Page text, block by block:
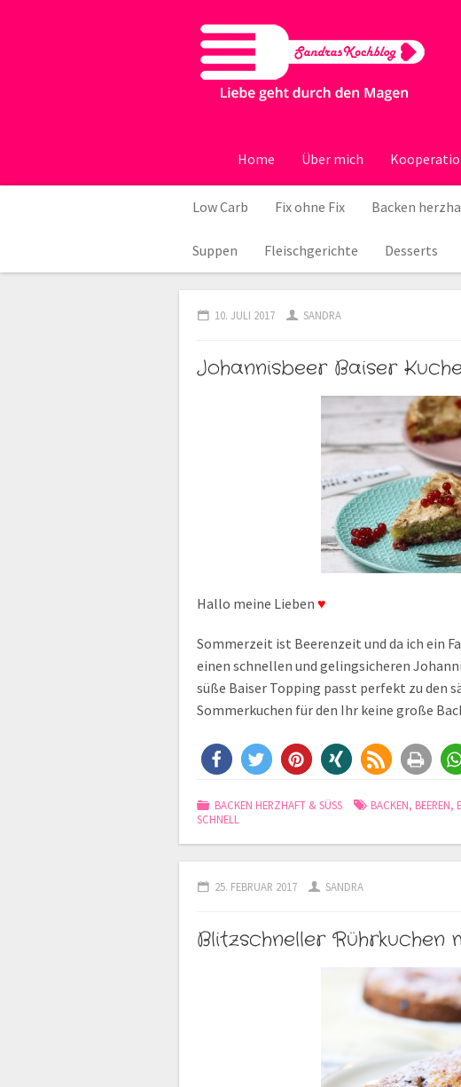
Home Über mich
Low Carb Fix ohne Fix Backen
Suppen Fleischgerichte Desserts
10. JULI 2017 SANDRA
Johannisbeer Baiser
Hallo meine Lieben ♥
Sommerzeit ist Beerenzeit und da ich ein
einen schnellen und gelingsicheren
süße Baiser Topping passt perfekt zu den
Sommerkuchen für den Ihr keine große
BACKEN HERZHAFT & SÜSS BACKEN, BEEREN,
SCHNELL
25. FEBRUAR 2017 SANDRA
Blitzschneller Rührkuchen